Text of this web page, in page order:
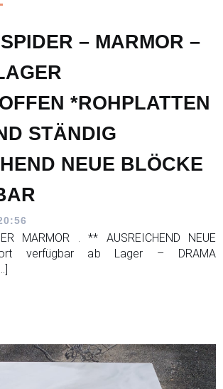
– MARMOR –
*ROHPLATTEN
STÄNDIG
NEUE BLÖCKE
MARMOR . ** AUSREICHEND NEUE
verfügbar ab Lager – DRAMA